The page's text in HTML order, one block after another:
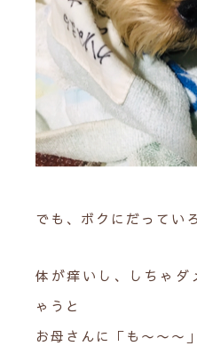
でも、ボクにだってい
体が痒いし、しちゃダ
ゃうと
お母さんに「も〜〜〜